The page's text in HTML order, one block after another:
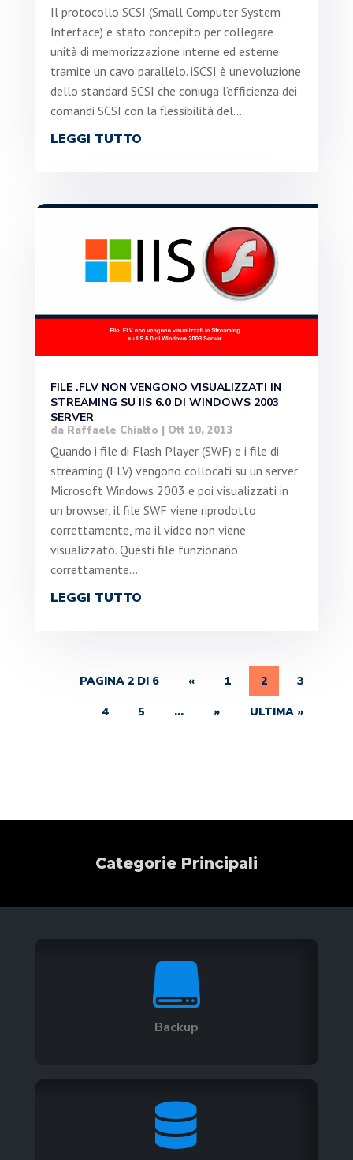
Il protocollo SCSI (Small Computer System
Interface) è stato concepito per collegare
unità di memorizzazione interne ed esterne
tramite un cavo parallelo. iSCSI è un’evoluzione
dello standard SCSI che coniuga l’efficienza dei
comandi SCSI con la flessibilità del...
LEGGI TUTTO
FILE .FLV NON VENGONO VISUALIZZATI IN
STREAMING SU IIS 6.0 DI WINDOWS 2003
SERVER
da Raffaele Chiatto | Ott 10, 2013
Quando i file di Flash Player (SWF) e i file di
streaming (FLV) vengono collocati su un server
Microsoft Windows 2003 e poi visualizzati in
un browser, il file SWF viene riprodotto
correttamente, ma il video non viene
visualizzato. Questi file funzionano
correttamente...
LEGGI TUTTO
PAGINA 2 DI 6 « 1 2 3
4 5 ... » ULTIMA »
Categorie Principali

Backup
